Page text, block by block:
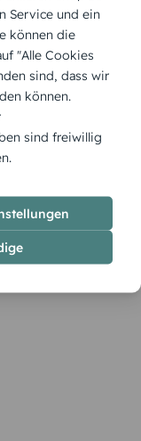
Harmonie
Bildsprache
Gefühl
Service und ein
können die
"Alle Cookies
sind, dass wir
können.
sind freiwillig